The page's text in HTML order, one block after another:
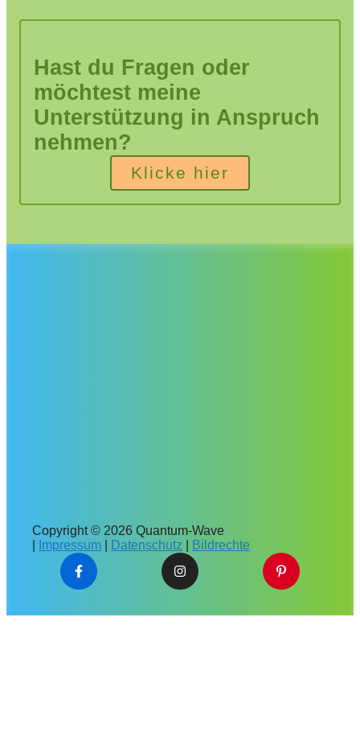
Hast du Fragen oder
möchtest meine
Unterstützung in Anspruch
nehmen?
Klicke hier
Copyright © 2026 Quantum-Wave
Impressum Datenschutz Bildrechte